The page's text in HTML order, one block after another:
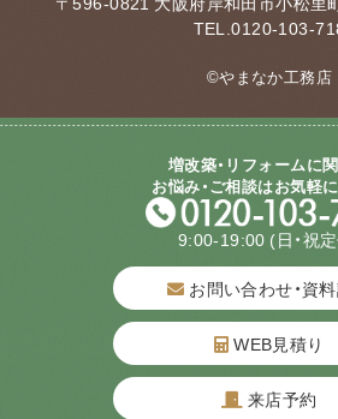
TEL.0120-103-
©やまなか工務店
増改築・リフォームに
お悩み・ご相談はお気軽
9:00-19:00 (日・祝
お問い合わせ・資
WEB見積り
来店予約